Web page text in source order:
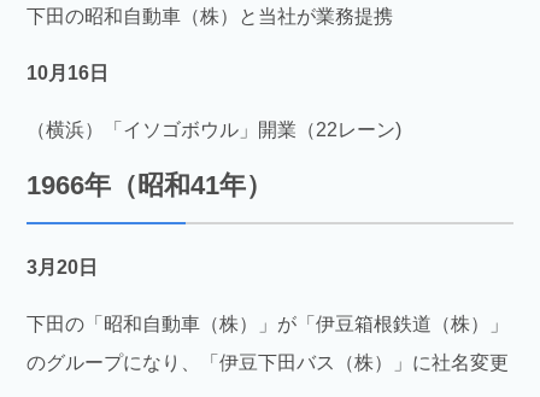
下田の昭和自動車（株）と当社が業務提携
10月16日
（横浜）「イソゴボウル」開業（22レーン)
1966年（昭和41年）
3月20日
下田の「昭和自動車（株）」が「伊豆箱根鉄道（株）」
のグループになり、「伊豆下田バス（株）」に社名変更